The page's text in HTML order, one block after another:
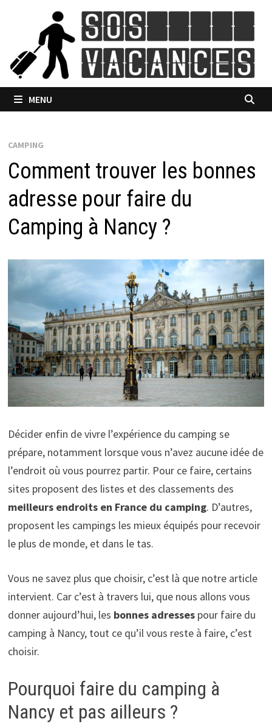
MENU
CAMPING
Comment trouver les bonnes
adresse pour faire du
Camping à Nancy ?
Décider enfin de vivre l’expérience du camping se
prépare, notamment lorsque vous n’avez aucune idée de
l’endroit où vous pourrez partir. Pour ce faire, certains
sites proposent des listes et des classements des
meilleurs endroits en France du camping. D’autres,
proposent les campings les mieux équipés pour recevoir
le plus de monde, et dans le tas.
Vous ne savez plus que choisir, c’est là que notre article
intervient. Car c’est à travers lui, que nous allons vous
donner aujourd’hui, les bonnes adresses pour faire du
camping à Nancy, tout ce qu’il vous reste à faire, c’est
choisir.
Pourquoi faire du camping à
Nancy et pas ailleurs ?